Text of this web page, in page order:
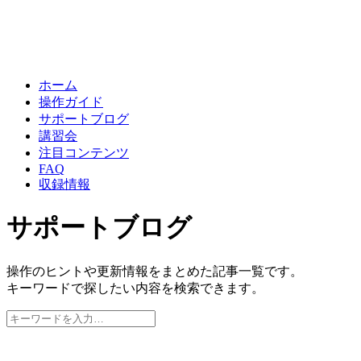
ホーム
操作ガイド
サポートブログ
講習会
注目コンテンツ
FAQ
収録情報
サポートブログ
操作のヒントや更新情報をまとめた記事一覧です。
キーワードで探したい内容を検索できます。